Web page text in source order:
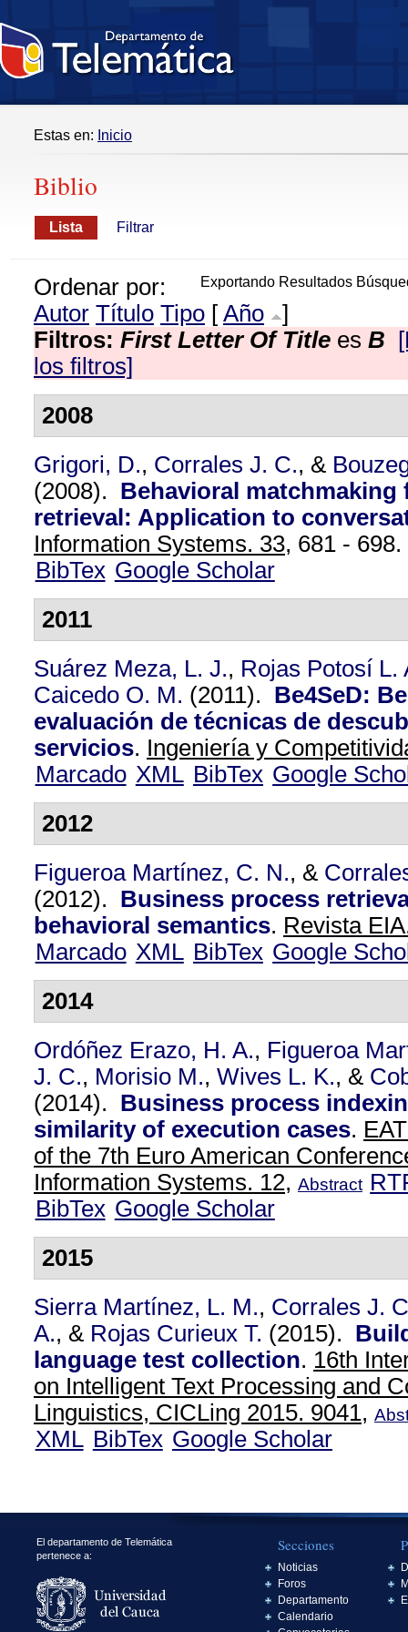
Estas en: Inicio
Biblio
Lista Filtrar
Exportando Resultados
Ordenar por:
Autor Título Tipo [ Año
]
Filtros: First Letter Of Title es B
los filtros]
2008
Grigori, D., Corrales J. C., &
(2008). Behavioral matchmaking
retrieval: Application to
Information Systems. 33, 681 - 698.
BibTex Google Scholar
2011
Suárez Meza, L. J., Rojas Potosí L.
Caicedo O. M. (2011). Be4SeD:
evaluación de técnicas de
servicios. Ingeniería y
Marcado XML BibTex Google
2012
Figueroa Martínez, C. N., &
(2012). Business process
behavioral semantics. Revista
Marcado XML BibTex Google
2014
Ordóñez Erazo, H. A., Figueroa
J. C., Morisio M., Wives L. K., &
(2014). Business process
similarity of execution cases.
of the 7th Euro American
Information Systems. 12, Abstract
BibTex Google Scholar
2015
Sierra Martínez, L. M., Corrales J.
A., & Rojas Curieux T. (2015).
language test collection. 16th
on Intelligent Text Processing and
Linguistics, CICLing 2015. 9041,
XML BibTex Google Scholar
El departamento de Telemática
pertenece a:
Secciones
Noticias
Foros
Departamento
Calendario